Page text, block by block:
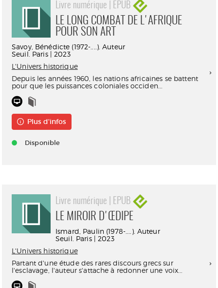
Livre numérique | EPUB
LE LONG COMBAT DE L'AFRIQUE
POUR SON ART
Savoy, Bénédicte (1972-....). Auteur
Seuil. Paris | 2023
L'Univers historique
Depuis les années 1960, les nations africaines se battent
pour que les puissances coloniales occiden...
Plus d'infos
Disponible
Livre numérique | EPUB
LE MIROIR D'ŒDIPE
Ismard, Paulin (1978-....). Auteur
Seuil. Paris | 2023
L'Univers historique
Partant d'une étude des rares discours grecs sur
l'esclavage, l'auteur s'attache à redonner une voix...